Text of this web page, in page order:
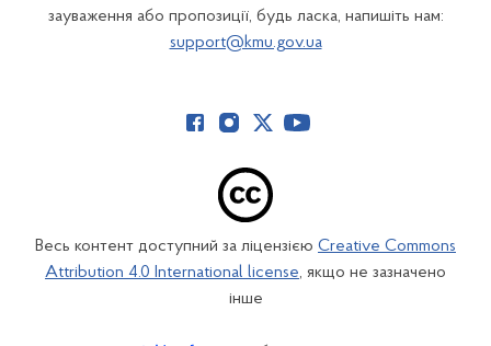
зауваження або пропозиції, будь ласка, напишіть нам:
support@kmu.gov.ua
Весь контент доступний за ліцензією Creative Commons
Attribution 4.0 International license, якщо не зазначено
інше